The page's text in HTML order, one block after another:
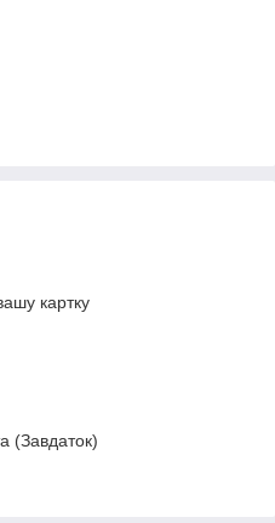
картку
(Завдаток)